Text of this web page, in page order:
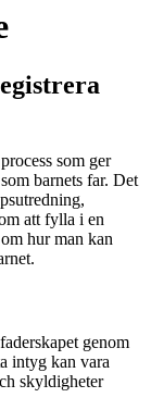
som ger
barnets far. Det
att fylla i en
hur man kan
genom
intyg kan vara
skyldigheter